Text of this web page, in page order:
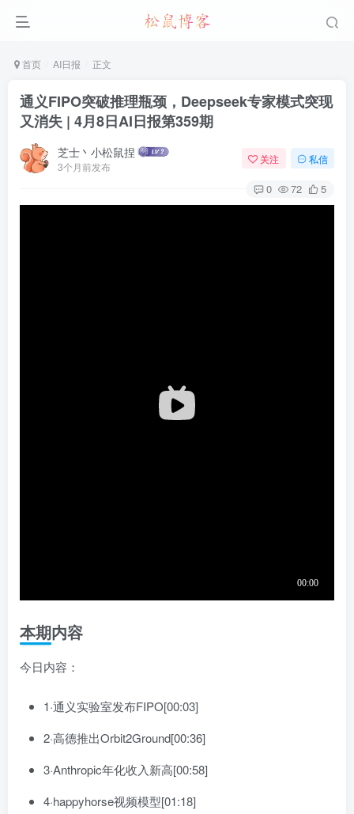
首页 AI日报 正文
通义FIPO突破推理瓶颈，Deepseek专家模式突现
又消失 | 4月8日AI日报第359期
芝士丶小松鼠捏
3个月前发布
关注 私信
0 72 5
本期内容
今日内容：
1·通义实验室发布FIPO[00:03]
2·高德推出Orbit2Ground[00:36]
3·Anthropic年化收入新高[00:58]
4·happyhorse视频模型[01:18]